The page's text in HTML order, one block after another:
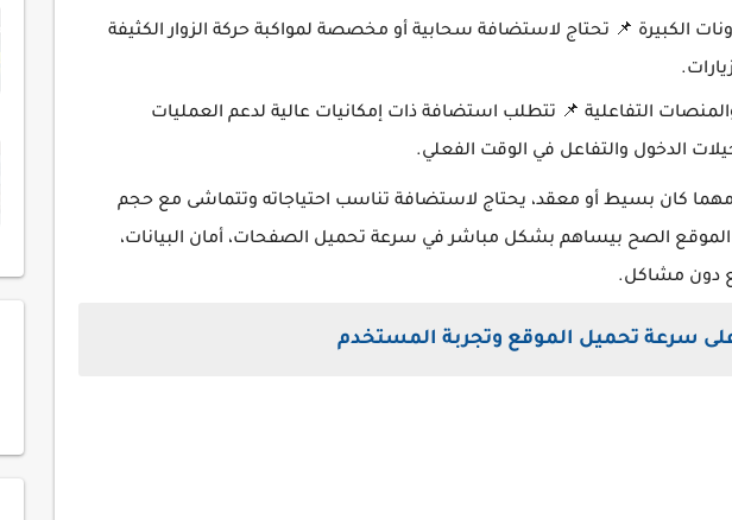
الكبيرة 📌 تحتاج لاستضافة سحابية أو مخصصة لمواكبة حركة الزوار الكثيفة
التفاعلية 📌 تتطلب استضافة ذات إمكانيات عالية لدعم العمليات
الدخول والتفاعل في الوقت الفعلي.
مهما كان بسيط أو معقد، يحتاج لاستضافة تناسب احتياجاته وتتماشى مع حجم
الموقع الصح بيساهم بشكل مباشر في سرعة تحميل الصفحات، أمان البيانات،
دون مشاكل.
على سرعة تحميل الموقع وتجربة المستخدم